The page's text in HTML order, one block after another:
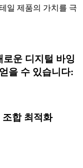
일 제품의 가치를 극
운 디지털 바잉
을 수 있습니다:
합 최적화